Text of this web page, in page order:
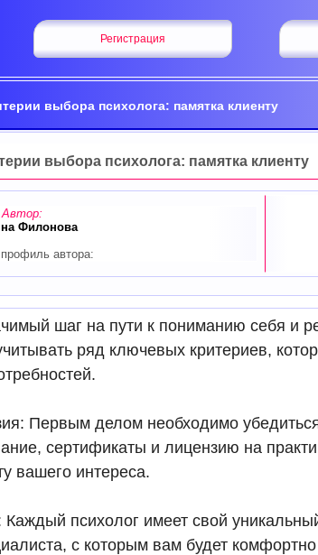
Регистрация
выбора психолога: памятка клиенту
выбора психолога: памятка клиенту
Автор:
Филонова
автора:
шаг на пути к пониманию себя и
ряд ключевых критериев,
Первым делом необходимо
сертификаты и лицензию на
вашего интереса.
психолог имеет свой
с которым вам будет